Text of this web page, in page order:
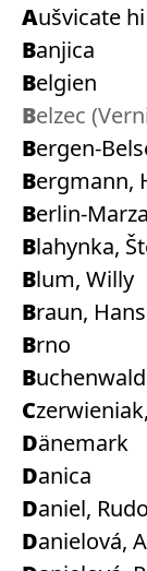
Aušvicate
Banjica
Belgien
Belzec
Bergen-
Bergmann,
Berlin-
Blahynka,
Blum, Willy
Braun, Hans
Brno
Buchenwald
Dänemark
Danica
Daniel,
Danielová,